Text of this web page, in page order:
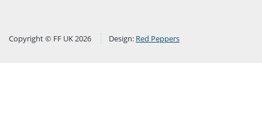
Copyright © FF UK 2026 Design: Red Peppers